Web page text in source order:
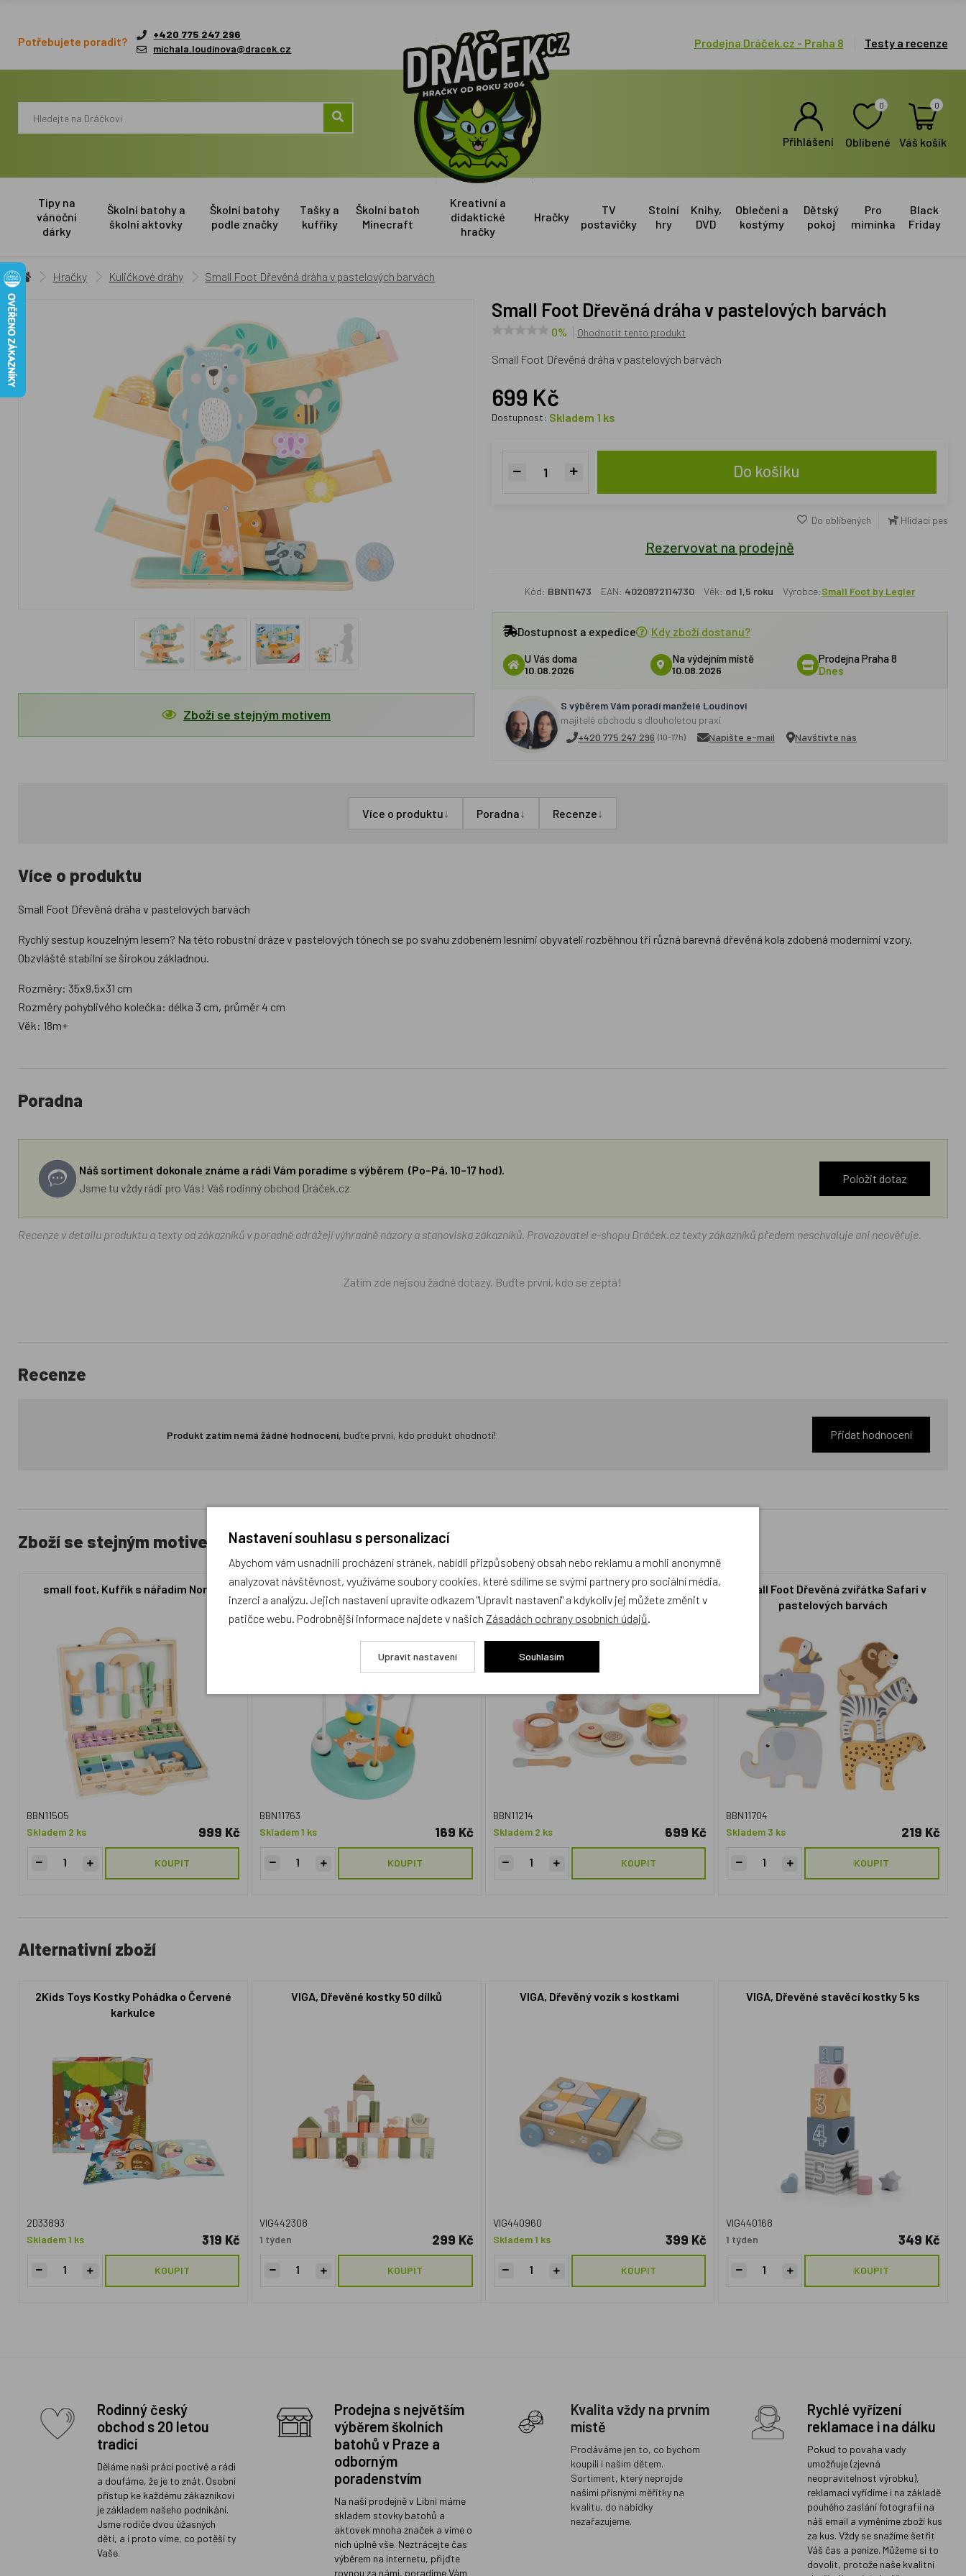
Potřebujete poradit?
+420 775 247 296
michala.loudinova@dracek.cz
Prodejna Dráček.cz - Praha 8 Testy a recenze
Přihlášení
0
Oblíbené
0
Váš košík
Tipy na
vánoční
dárky
Školní batohy a
školní aktovky
Školní batohy
podle značky
Tašky a
kufříky
Školní batoh
Minecraft
Kreativní a
didaktické
hračky
Hračky
TV
postavičky
Stolní
hry
Knihy,
DVD
Oblečení a
kostýmy
Dětský
pokoj
Pro
miminka
Black
Friday
Hračky Kuličkové dráhy Small Foot Dřevěná dráha v pastelových barvách
Zboží se stejným motivem
Small Foot Dřevěná dráha v pastelových barvách
0% Ohodnotit tento produkt
Small Foot Dřevěná dráha v pastelových barvách
699 Kč
Dostupnost: Skladem 1 ks
Do košíku
Do oblíbených Hlídací pes
Rezervovat na prodejně
Kód: BBN11473 EAN: 4020972114730 Věk: od 1,5 roku Výrobce:Small Foot by Legler
Dostupnost a expedice Kdy zboží dostanu?
U Vás doma
10.08.2026
Na výdejním místě
10.08.2026
Prodejna Praha 8
Dnes
S výběrem Vám poradí manželé Loudínovi
majitelé obchodu s dlouholetou praxí
+420 775 247 296 (10-17h) Napište e-mail Navštivte nás
Více o produktu↓ Poradna↓ Recenze↓
Více o produktu
Small Foot Dřevěná dráha v pastelových barvách
Rychlý sestup kouzelným lesem? Na této robustní dráze v pastelových tónech se po svahu zdobeném lesními obyvateli rozběhnou tři různá barevná dřevěná kola zdobená moderními vzory.
Obzvláště stabilní se širokou základnou.
Rozměry: 35x9,5x31 cm
Rozměry pohyblivého kolečka: délka 3 cm, průměr 4 cm
Věk: 18m+
Poradna
Náš sortiment dokonale známe a rádi Vám poradíme s výběrem (Po–Pá, 10–17 hod).
Jsme tu vždy rádi pro Vás! Váš rodinný obchod Dráček.cz
Položit dotaz
Recenze v detailu produktu a texty od zákazníků v poradně odrážejí výhradně názory a stanoviska zákazníků. Provozovatel e-shopu Dráček.cz texty zákazníků předem neschvaluje ani neověřuje.
Zatím zde nejsou žádné dotazy. Buďte první, kdo se zeptá!
Recenze
Produkt zatím nemá žádné hodnocení, buďte první, kdo produkt ohodnotí! Přidat hodnocení
Zboží se stejným motivem
small foot, Kufřík s nářadím Nordic
BBN11505
Skladem 2 ks
999 Kč
KOUPIT
Small Foot Motorický labyrint pastelový
Liška
BBN11763
Skladem 1 ks
169 Kč
KOUPIT
Small Foot Čajový set s sušenkami
BBN11214
Skladem 2 ks
699 Kč
KOUPIT
Small Foot Dřevěná zvířátka Safari v
pastelových barvách
BBN11704
Skladem 3 ks
219 Kč
KOUPIT
Alternativní zboží
2Kids Toys Kostky Pohádka o Červené
karkulce
2D33893
Skladem 1 ks
319 Kč
KOUPIT
VIGA, Dřevěné kostky 50 dílků
VIG442308
1 týden
299 Kč
KOUPIT
VIGA, Dřevěný vozík s kostkami
VIG440960
Skladem 1 ks
399 Kč
KOUPIT
VIGA, Dřevěné stavěcí kostky 5 ks
VIG440168
1 týden
349 Kč
KOUPIT
Rodinný český
obchod s 20 letou
tradicí
Děláme naši práci poctivě a rádi
a doufáme, že je to znát. Osobní
přístup ke každému zákazníkovi
je základem našeho podnikání.
Jsme rodiče dvou úžasných
dětí, a i proto víme, co potěší ty
Vaše.
Prodejna s největším
výběrem školních
batohů v Praze a
odborným
poradenstvím
Na naší prodejně v Libni máme
skladem stovky batohů a
aktovek mnoha značek a víme o
nich úplně vše. Neztrácejte čas
výběrem na internetu, přijďte
rovnou za námi, poradíme Vám
Kvalita vždy na prvním
místě
Prodáváme jen to, co bychom
koupili i našim dětem.
Sortiment, který neprojde
našimi přísnými měřítky na
kvalitu, do nabídky
nezařazujeme.
Rychlé vyřízení
reklamace i na dálku
Pokud to povaha vady
umožňuje (zjevná
neopravitelnost výrobku),
reklamaci vyřídíme i na základě
pouhého zaslání fotografií na
náš email a vyměníme zboží kus
za kus. Vždy se snažíme šetřit
Váš čas a peníze. Můžeme si to
dovolit, protože naše kvalitní
Nastavení souhlasu s personalizací
Abychom vám usnadnili procházení stránek, nabídli přizpůsobený obsah nebo reklamu a mohli anonymně
analyzovat návštěvnost, využíváme soubory cookies, které sdílíme se svými partnery pro sociální média,
inzerci a analýzu. Jejich nastavení upravíte odkazem "Upravit nastavení" a kdykoliv jej můžete změnit v
patičce webu. Podrobnější informace najdete v našich Zásadách ochrany osobních údajů.
Upravit nastavení Souhlasím